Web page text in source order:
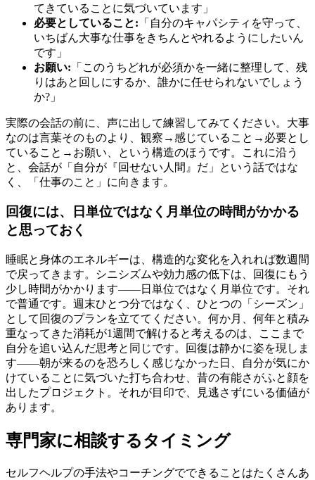
てきていることに気づいています」
必要としていること: 「自分のキャパシティを守って、
いちばん大事な仕事をきちんとやれるようにしたいん
です」
お願い: 「このうちどれが必須かを一緒に整理して、残
りはあと回しにするか、誰かに任せられないでしょう
か?」
実際の会話の前に、声に出して練習してみてください。大事
なのは言葉そのものより、観察→感じていること→必要とし
ていること→お願い、という構造のほうです。これに沿う
と、会話が「自分が『回せない人間』だ」という話ではな
く、「仕事のこと」に向きます。
回復には、日単位ではなく月単位の時間がかかる
と思っておく
睡眠と身体のエネルギーは、構造的な変化を入れれば数週間
で戻ってきます。シニシズムや効力感の低下は、回復にもう
少し時間がかかります——日単位ではなく月単位です。それ
で普通です。週末ひとつ分ではなく、ひとつの「シーズン」
として回復のプランを立ててください。何か月、何年と積み
重なってきた消耗が1週間で解けると考えるのは、ここまで
自分を追い込んだ思考と同じです。回復は静かに姿を現しま
す——朝が来るのを恐ろしく感じなかった日、自分が気にか
けていることに気づいた打ち合わせ、昔の有能さがふと顔を
出したプロジェクト。それが目印で、見逃さずにいる価値が
あります。
専門家に相談するタイミング
セルフヘルプの手法やコーチングでできることはたくさんあ